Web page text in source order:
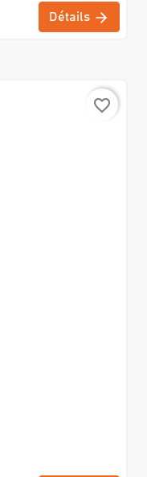
Détails
favorite_border